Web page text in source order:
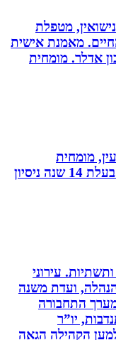
מטפלת
מאמנת אישית
אדלר. מומחית
מומחית
להתנהלות כלכלית ויעוץ פנסיוני, בעלת 14 שנה ניסיון
עירוני
ועדת משנה
התחבורה
יו”ר
הקהילה הגאה